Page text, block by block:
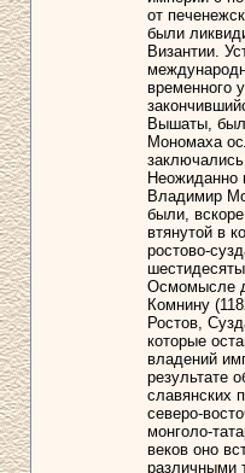
от
были
Византии.
временного
Вышаты, был
Мономаха
Неожиданно
Владимир
были,
втянутой в
ростово-
Осмомысле
Комнину
Ростов,
которые
владений
результате
славянских
северо-
монголо-
веков оно
различными